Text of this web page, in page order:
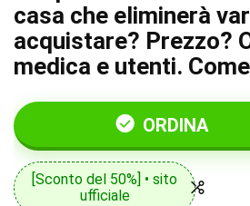
casa che eliminerà
acquistare? Prezzo?
medica e utenti.
ORDINA
[Sconto del 50%] • sito
ufficiale